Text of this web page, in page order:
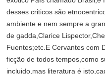
desses criticos são
ambiente e nem sempre a
de gadda,Clarice
Fuentes;etc.E Cervantes com
ficção de todos tempos,como
incluido,mas literatura é